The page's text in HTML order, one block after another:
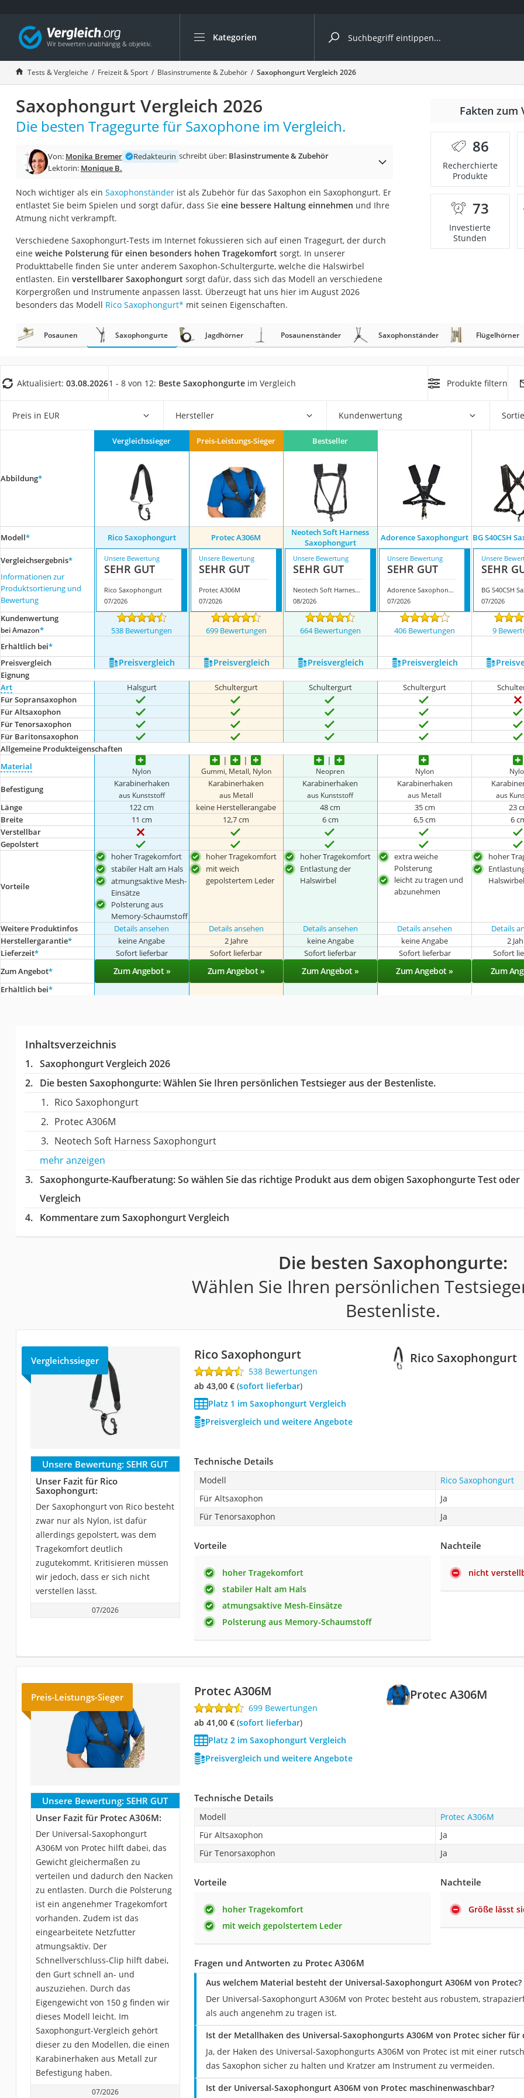
Kategorien
Die beliebtesten Vergleiche nach Kategorie
Freizeit & Sport
Gartentrampolin
Trampolin
Metalldetektor
Eufab-Fahrradträger
Trampolin 366 cm
Aluminium-Koffer
E-Bike-Dreirad
Trekkingschuhe Herren
Reisetasche mit Rollen
Klimmzugstation
Koffer
Nachtsichtgerät
Handgepäck-Koffer
Wanderschuhe Herren
Sicherheitsweste Reiten
Tests & Vergleiche Freizeit & Sport Blasinstrumente & Zubehör Saxophongurt Vergleich 2026
Saxophongurt Vergleich 2026
Die besten Tragegurte für Saxophone im Vergleich.
Von: Monika Bremer Redakteurin schreibt über: Blasinstrumente & Zubehör
Lektorin: Monique B.
Noch wichtiger als ein Saxophonständerist als Zubehör für das Saxophon ein Saxophongurt. Er
entlastet Sie beim Spielen und sorgt dafür, dass Sie eine bessere Haltung einnehmen und Ihre
Atmung nicht verkrampft.
Verschiedene Saxophongurt-Tests im Internet fokussieren sich auf einen Tragegurt, der durch
eine weiche Polsterung für einen besonders hohen Tragekomfort sorgt. In unserer
Produkttabelle finden Sie unter anderem Saxophon-Schultergurte, welche die Halswirbel
entlasten. Ein verstellbarer Saxophongurt sorgt dafür, dass sich das Modell an verschiedene
Körpergrößen und Instrumente anpassen lässt. Überzeugt hat uns hier im August 2026
besonders das Modell Rico Saxophongurt* mit seinen Eigenschaften.
Fakten zum
86
Recherchierte
Produkte
73
Investierte
Stunden
Posaunen Saxophongurte Jagdhörner Posaunenständer Saxophonständer Flügelhörner
Aktualisiert: 03.08.20261 - 8 von 12: Beste Saxophongurte im Vergleich Produkte filtern
Preis in EUR Hersteller Kundenwertung
Abbildung*
Vergleichssieger Preis-Leistungs-Sieger Bestseller
Modell* Rico Saxophongurt Protec A306M
Neotech Soft Harness
Saxophongurt
Adorence Saxophongurt BG S40CSH
Vergleichsergebnis*
Informationen zur
Produktsortierung und
Bewertung
Unsere Bewertung
SEHR GUT
Rico Saxophongurt
07/2026
Unsere Bewertung
SEHR GUT
Protec A306M
07/2026
Unsere Bewertung
SEHR GUT
Neotech Soft Harness Saxophongurt
08/2026
Unsere Bewertung
SEHR GUT
Adorence Saxophongurt
07/2026
Unsere
SEHR
07/2026
Kundenwertung
bei Amazon* 538 Bewertungen 699 Bewertungen 664 Bewertungen 406 Bewertungen
9
Erhältlich bei*
Preis­vergleich
Preis­vergleich Preis­vergleich Preis­vergleich Preis­vergleich
Eignung
Art
Halsgurt Schultergurt Schultergurt Schultergurt
Für Sopransaxophon
Für Altsaxophon
Für Tenorsaxophon
Für Baritonsaxophon
Allgemeine Produkteigenschaften
Material
Nylon Gummi, Metall, Nylon Neopren Nylon
Befestigung
Karabinerhaken
aus Kunststoff
Karabinerhaken
aus Metall
Karabinerhaken
aus Kunststoff
Karabinerhaken
aus Metall aus
Länge 122 cm keine Herstellerangabe 48 cm 35 cm
23
Breite
11 cm 12,7 cm 6 cm 6,5 cm
6
Verstellbar
Gepolstert
Vorteile
hoher Tragekomfort
stabiler Halt am Hals
atmungsaktive Mesh-
Einsätze
Polsterung aus
Memory-Schaumstoff
hoher Tragekomfort
mit weich
gepolstertem Leder
hoher Tragekomfort
Entlastung der
Halswirbel
extra weiche
Polsterung
leicht zu tragen und
abzunehmen
hoher
Weitere Produktinfos Details ansehen Details ansehen Details ansehen Details ansehen
Details
Herstellergarantie* keine Angabe 2 Jahre keine Angabe keine Angabe
2
Lieferzeit* Sofort lieferbar Sofort lieferbar Sofort lieferbar Sofort lieferbar
Sofort
Zum Angebot* Zum Angebot » Zum Angebot » Zum Angebot » Zum Angebot » Zum
Erhältlich bei*
Inhaltsverzeichnis
Saxophongurt Vergleich 2026
Die besten Saxophongurte:Wählen Sie Ihren persönlichen Testsieger aus der Bestenliste.
Rico Saxophongurt
Protec A306M
Neotech Soft Harness Saxophongurt
mehr anzeigen
Saxophongurte-Kaufberatung: So wählen Sie das richtige Produkt aus dem obigen Saxophongurte Test oder
Vergleich
Kommentare zum Saxophongurt Vergleich
Die besten Saxophongurte:
Wählen Sie Ihren persönlichen
Bestenliste.
Rico Saxophongurt
Vergleichssieger Rico Saxophongurt
538 Bewertungen
ab 43,00 €( Sofort lieferbar)
Platz 1 im Saxophongurt Vergleich
Preisvergleich und weitere Angebote
Unsere Bewertung: SEHR GUT
Unser Fazit für Rico
Saxophongurt:
Der Saxophongurt von Rico besteht
zwar nur als Nylon, ist dafür
allerdings gepolstert, was dem
Tragekomfort deutlich
zugutekommt. Kritisieren müssen
wir jedoch, dass er sich nicht
verstellen lässt.
07/2026
Technische Details
Modell
Rico Saxophongurt
Für Altsaxophon
Ja
Für Tenorsaxophon
Ja
Vorteile
hoher Tragekomfort
stabiler Halt am Hals
atmungsaktive Mesh-Einsätze
Polsterung aus Memory-Schaumstoff
Nachteile
nicht
Protec A306M
Preis-Leistungs-Sieger Protec A306M
699 Bewertungen
ab 41,00 €( Sofort lieferbar)
Platz 2 im Saxophongurt Vergleich
Preisvergleich und weitere Angebote
Unsere Bewertung: SEHR GUT
Unser Fazit für Protec A306M:
Der Universal-Saxophongurt
A306M von Protec hilft dabei, das
Gewicht gleichermaßen zu
verteilen und dadurch den Nacken
zu entlasten. Durch die Polsterung
ist ein angenehmer Tragekomfort
vorhanden. Zudem ist das
eingearbeitete Netzfutter
atmungsaktiv. Der
Schnellverschluss-Clip hilft dabei,
den Gurt schnell an- und
auszuziehen. Durch das
Eigengewicht von 150 g finden wir
dieses Modell leicht. Im
Saxophongurt-Vergleich gehört
dieser zu den Modellen, die einen
Karabinerhaken aus Metall zur
Befestigung haben.
07/2026
Technische Details
Modell
Protec A306M
Für Altsaxophon
Ja
Für Tenorsaxophon
Ja
Vorteile
hoher Tragekomfort
mit weich gepolstertem Leder
Nachteile
Größe lässt
Fragen und Antworten zu Protec A306M
Aus welchem Material besteht der Universal-Saxophongurt A306M von Protec?
Der Universal-Saxophongurt A306M von Protec besteht aus robustem,
als auch angenehm zu tragen ist.
Ist der Metallhaken des Universal-Saxophongurts A306M von Protec sicher für
Ja, der Haken des Universal-Saxophongurts A306M von Protec ist mit einer
das Saxophon sicher zu halten und Kratzer am Instrument zu vermeiden.
Ist der Universal-Saxophongurt A306M von Protec maschinenwaschbar?